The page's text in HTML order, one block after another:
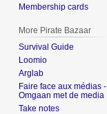
Membership cards
More Pirate Bazaar
Survival Guide
Loomio
Arglab
Faire face aux médias -
Omgaan met de media
Take notes